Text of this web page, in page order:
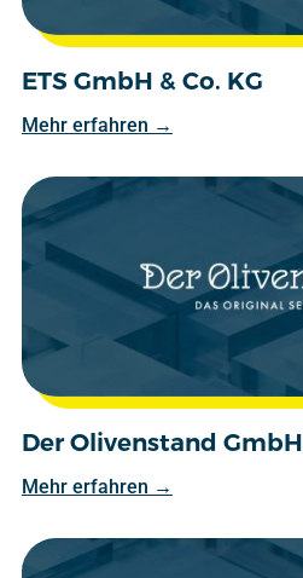
ETS GmbH & Co. KG
Mehr erfahren →
Der Olivenstand GmbH
Mehr erfahren →